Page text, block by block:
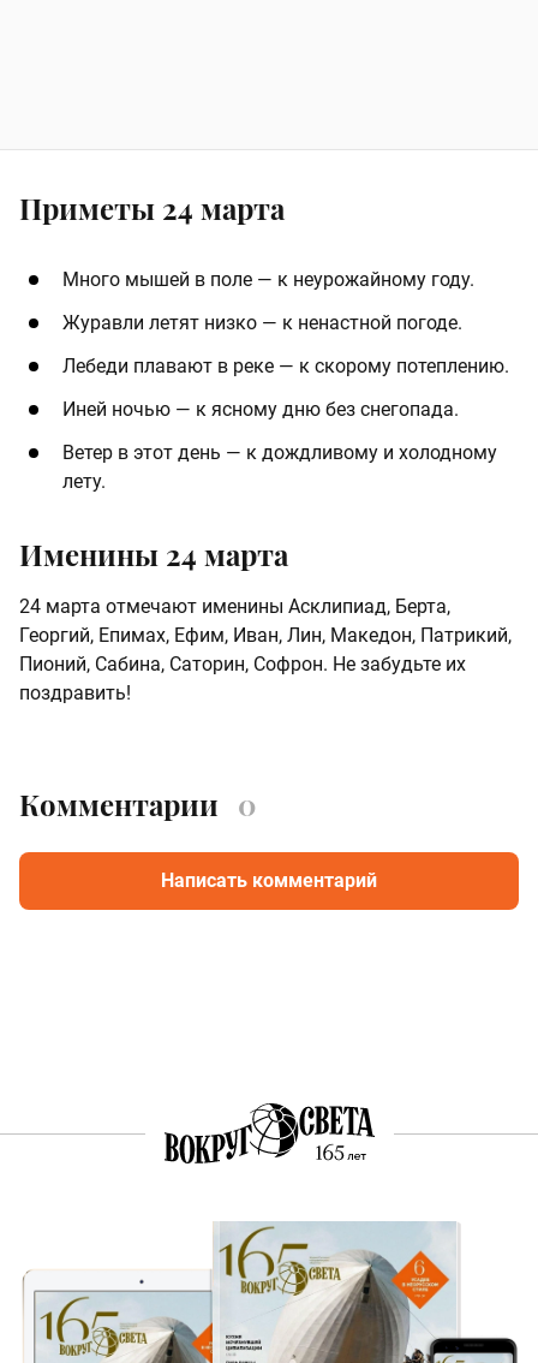
Приметы 24 марта
​Много мышей в поле — к неурожайному году. ​
​Журавли летят низко — к ненастной погоде. ​
​Лебеди плавают в реке — к скорому потеплению. ​
​Иней ночью — к ясному дню без снегопада. ​
​Ветер в этот день — к дождливому и холодному
лету.
Именины 24 марта
24 марта отмечают именины Асклипиад, Берта,
Георгий, Епимах, Ефим, Иван, Лин, Македон, Патрикий,
Пионий, Сабина, Саторин, Софрон. Не забудьте их
поздравить!
Комментарии 0
Написать комментарий